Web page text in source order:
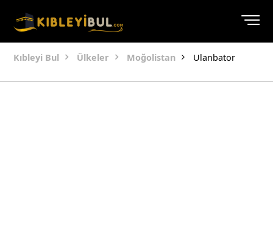
Kıbleyi Bul Ülkeler Moğolistan Ulanbator